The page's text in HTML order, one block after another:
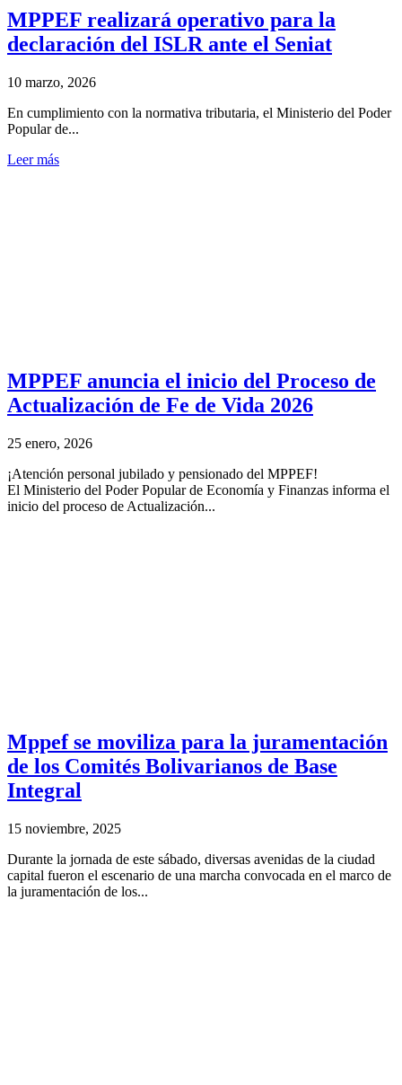
MPPEF realizará operativo para la
declaración del ISLR ante el Seniat
10 marzo, 2026
En cumplimiento con la normativa tributaria, el Ministerio del Poder
Popular de...
Leer más
MPPEF anuncia el inicio del Proceso de
Actualización de Fe de Vida 2026
25 enero, 2026
¡Atención personal jubilado y pensionado del MPPEF!
El Ministerio del Poder Popular de Economía y Finanzas informa el
inicio del proceso de Actualización...
Mppef se moviliza para la juramentación
de los Comités Bolivarianos de Base
Integral
15 noviembre, 2025
Durante la jornada de este sábado, diversas avenidas de la ciudad
capital fueron el escenario de una marcha convocada en el marco de
la juramentación de los...